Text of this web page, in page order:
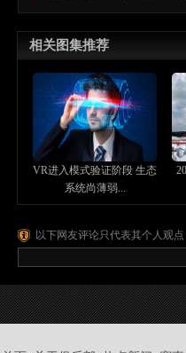
相关图集推荐
VR进入模式验证阶段 生态
系统尚薄弱...
以下网友评论只代表其个人观